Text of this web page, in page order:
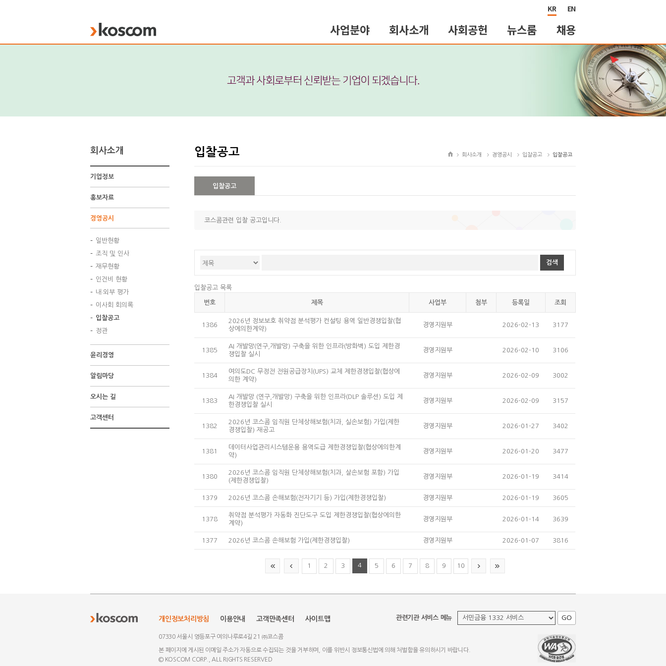
KR EN
KOSCOM 사업분야 회사소개 사회공헌 뉴스룸 채용
회사소개
기업정보
홍보자료
경영공시
일반현황
조직 및 인사
재무현황
인건비 현황
내·외부 평가
이사회 회의록
입찰공고
정관
윤리경영
알림마당
오시는 길
고객센터
입찰공고 회사소개 경영공시 입찰공고 입찰공고
입찰공고
코스콤관련 입찰 공고입니다.
입찰공고 목록
번호 제목 사업부 첨부 등록일 조회
1386
2026년 정보보호 취약점 분석평가 컨설팅 용역 일반경쟁입찰(협
상에의한계약)
경영지원부 2026-02-13 3177
1385
AI 개발망(연구,개발망) 구축을 위한 인프라(방화벽) 도입 제한경
쟁입찰 실시
경영지원부 2026-02-10 3106
1384
여의도DC 무정전 전원공급장치(UPS) 교체 제한경쟁입찰(협상에
의한 계약)
경영지원부 2026-02-09 3002
1383
AI 개발망 (연구,개발망) 구축을 위한 인프라(DLP 솔루션) 도입 제
한경쟁입찰 실시
경영지원부 2026-02-09 3157
1382
2026년 코스콤 임직원 단체상해보험(치과, 실손보험) 가입(제한
경쟁입찰) 재공고
경영지원부 2026-01-27 3402
1381
데이터사업관리시스템운용 용역도급 제한경쟁입찰(협상에의한계
약)
경영지원부 2026-01-20 3477
1380
2026년 코스콤 임직원 단체상해보험(치과, 살손보험 포함) 가입
(제한경쟁입찰)
경영지원부 2026-01-19 3414
1379 2026년 코스콤 손해보험(전자기기 등) 가입(제한경쟁입찰) 경영지원부 2026-01-19 3605
1378
취약점 분석평가 자동화 진단도구 도입 제한경쟁입찰(협상에의한
계약)
경영지원부 2026-01-14 3639
1377 2026년 코스콤 손해보험 가입(제한경쟁입찰) 경영지원부 2026-01-07 3816
맨
음
으
동
10
이
전
으
로
동
1 2 3 4 5 6 7 8 9 10
10
이
음
으
로
맨
지
록
이
동
개인정보처리방침 이용안내 고객만족센터 사이트맵 관련기관 서비스 메뉴 GO
07330 서울시 영등포구 여의나루로4길 21 ㈜코스콤
본 페이지에 게시된 이메일 주소가 자동으로 수집되는 것을 거부하며, 이를 위반시 정보통신법에 의해 처벌함을 유의하시기 바랍니다.
© KOSCOM CORP., ALL RIGHTS RESERVED